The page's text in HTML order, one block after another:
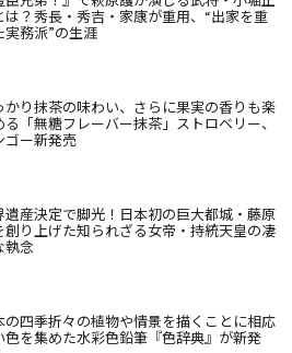
は？秀長・秀吉・家康が重用、“出家を重
実務派”の生涯
かり抹茶の味わい、さらに果実の香りも楽
る「無糖フレーバー抹茶」ストロベリー、
ゴー新発売
遺産決定で脚光！日本初の巨大都城・藤原
創り上げた知られざる女帝・持統天皇の凄
執念
の四季折々の植物や情景を描くことに相応
色を集めた水彩色鉛筆『色辞典』が新発